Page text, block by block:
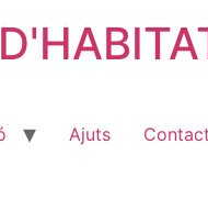
Ajuts